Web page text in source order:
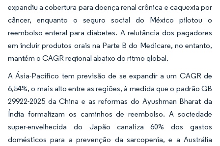
expandiu a cobertura para doença renal crônica e caquexia por
câncer, enquanto o seguro social do México pilotou o
reembolso enteral para diabetes. A relutância dos pagadores
em incluir produtos orais na Parte B do Medicare, no entanto,
mantém o CAGR regional abaixo do ritmo global.
A Ásia-Pacífico tem previsão de se expandir a um CAGR de
6,54%, o mais alto entre as regiões, à medida que o padrão GB
29922-2025 da China e as reformas do Ayushman Bharat da
Índia formalizam os caminhos de reembolso. A sociedade
super-envelhecida do Japão canaliza 60% dos gastos
domésticos para a prevenção da sarcopenia, e a Austrália